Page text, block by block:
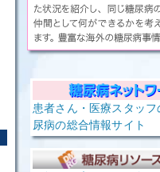
患者さん・医療スタッ
尿病の総合情報サイト